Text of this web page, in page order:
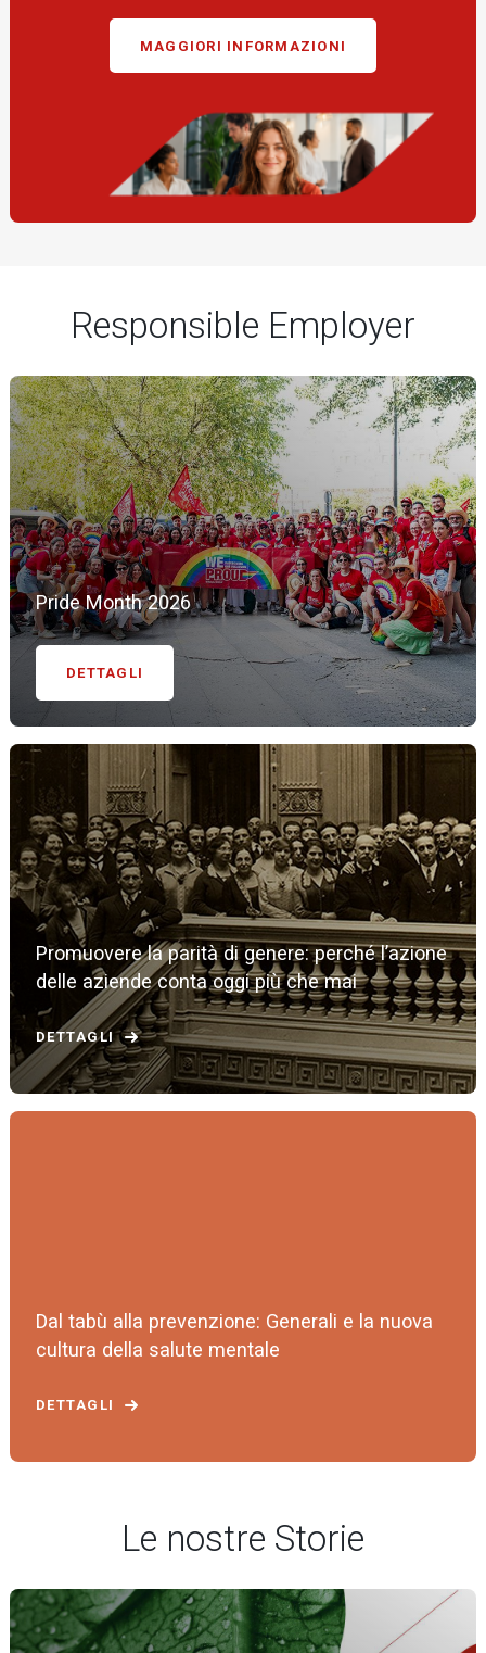
MAGGIORI INFORMAZIONI
Responsible Employer
Pride Month 2026
DETTAGLI
Promuovere la parità di genere: perché l’azione
delle aziende conta oggi più che mai
DETTAGLI
Dal tabù alla prevenzione: Generali e la nuova
cultura della salute mentale
DETTAGLI
Le nostre Storie